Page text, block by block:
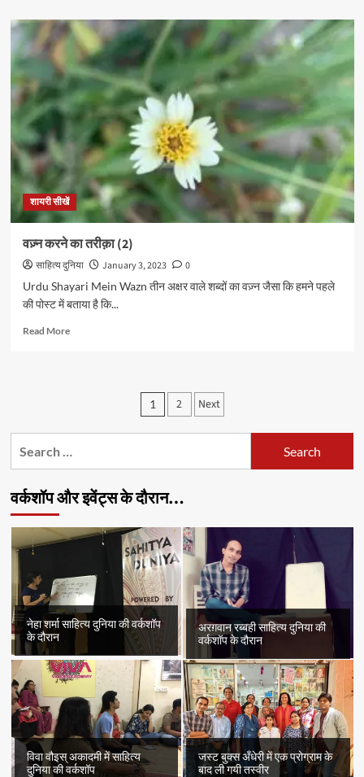
वज़्न
करने
तरीक़ा
(3)
शायरी सीखें
वज़्न करने का तरीक़ा (2)
साहित्य दुनिया January 3, 2023
0
Urdu Shayari Mein Wazn तीन अक्षर वाले शब्दों का वज़्न जैसा कि हमने पहले
की पोस्ट में बताया है कि...
Read MoreRead
(2)
Posts
pagination
1 2 Next
वर्कशॉप और इवेंट्स के दौरान…
नेहा शर्मा साहित्य दुनिया की वर्कशॉप
के दौरान
अरग़वान रब्बही साहित्य दुनिया की
वर्कशॉप के दौरान
विवा वौइस् अकादमी में साहित्य
दुनिया की वर्कशॉप
जस्ट बुक्स अँधेरी में एक प्रोग्राम के
बाद ली गयी तस्वीर